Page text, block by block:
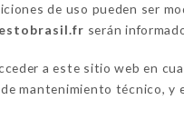
de uso pueden ser
serán
a este sitio web en
mantenimiento técnico, y